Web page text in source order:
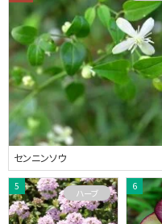
センニンソウ
ハーブ